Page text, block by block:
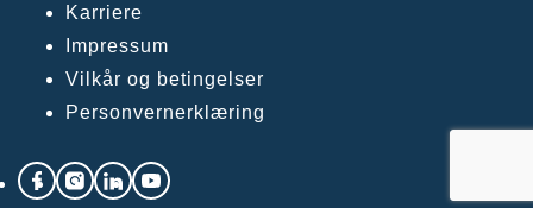
Karriere
Impressum
Vilkår og betingelser
Personvernerklæring